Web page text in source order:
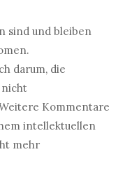
sind und bleiben
darum, die
Kommentare
intellektuellen
mehr